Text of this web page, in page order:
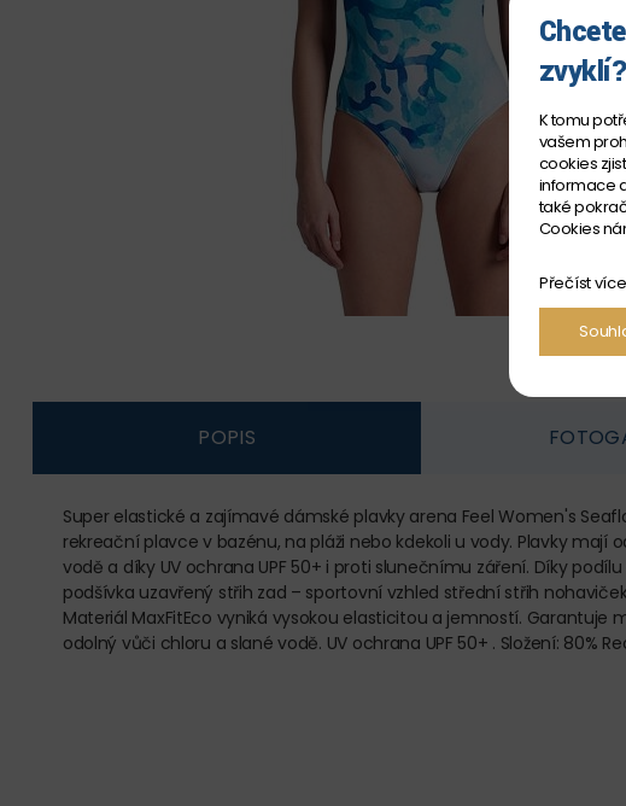
POPIS
Super elastické a zajímavé dámské plavky arena Feel Women's
rekreační plavce v bazénu, na pláži nebo kdekoli u vody. Plavky
vodě a díky UV ochrana UPF 50+ i proti slunečnímu záření. Díky
podšívka uzavřený střih zad – sportovní vzhled střední střih
Materiál MaxFitEco vyniká vysokou elasticitou a jemností.
odolný vůči chloru a slané vodě. UV ochrana UPF 50+ . Složení: 80%
zvyklí?
K tomu
vašem
cookies
informace
také
Cookies
Přečíst více